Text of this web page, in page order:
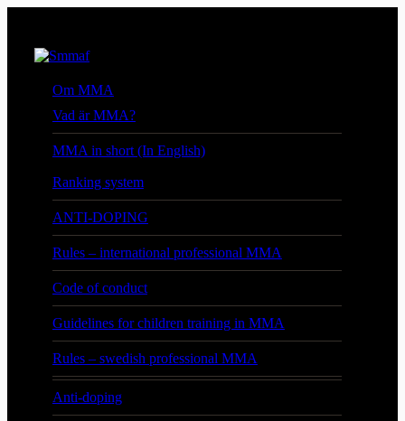
Om MMA
Vad är MMA?
MMA in short (In English)
Ranking system
ANTI-DOPING
Rules – international professional MMA
Code of conduct
Guidelines for children training in MMA
Rules – swedish professional MMA
Anti-doping